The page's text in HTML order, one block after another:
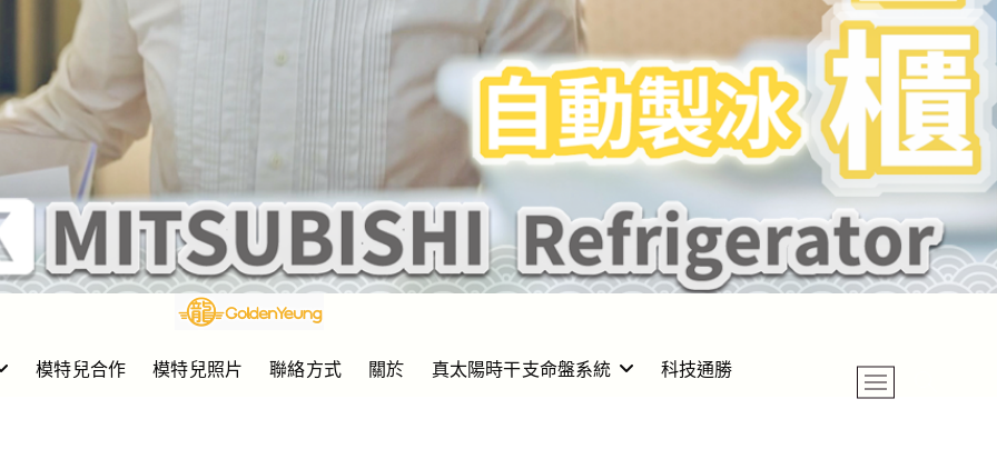
模特兒合作 模特兒照片 聯絡方式 關於 真太陽時干支命盤系統 科技通勝
M
e